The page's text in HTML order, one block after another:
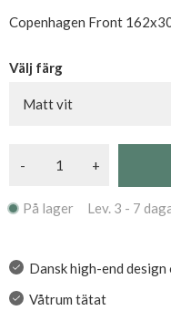
Copenhagen Front
Välj färg
Matt vit
- +
På lager Lev. 3 - 7
Dansk high-end
Våtrum tätat